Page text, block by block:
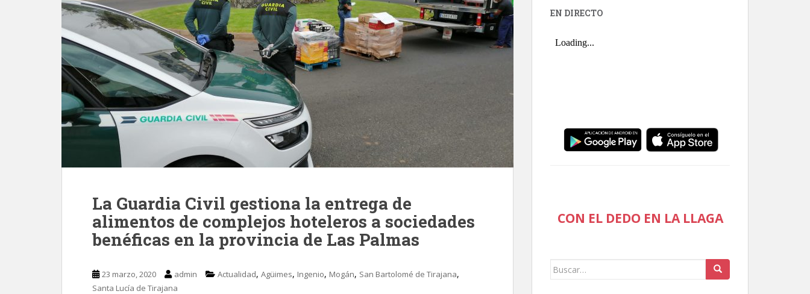
La Guardia Civil gestiona la entrega de
alimentos de complejos hoteleros a sociedades
benéficas en la provincia de Las Palmas
23 marzo, 2020 admin Actualidad, Agüimes, Ingenio, Mogán, San Bartolomé de Tirajana,
Santa Lucía de Tirajana
EN DIRECTO
CON EL DEDO EN LA LLAGA
Buscar: